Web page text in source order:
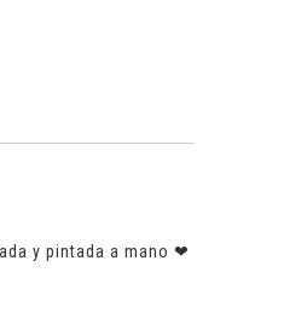
y pintada a mano ❤